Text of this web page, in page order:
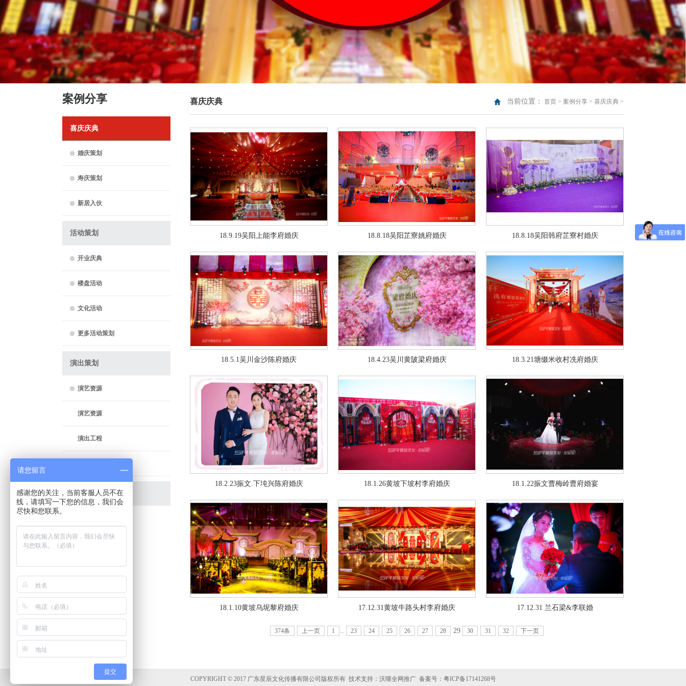
案例分享
喜庆庆典
婚庆策划
寿庆策划
新居入伙
活动策划
开业庆典
楼盘活动
文化活动
更多活动策划
演出策划
演艺资源
演艺资源
演出工程
礼仪服务
喜庆庆典 当前位置： 首页 > 案例分享 > 喜庆庆典 >
18.9.19吴阳上能李府婚庆 18.8.18吴阳芷寮姚府婚庆 18.8.18吴阳韩府芷寮村婚庆
18.5.1吴川金沙陈府婚庆 18.4.23吴川黄陂梁府婚庆 18.3.21塘缀米收村冼府婚庆
18.2.23振文.下坉兴陈府婚庆 18.1.26黄坡下坡村李府婚庆 18.1.22振文曹梅岭曹府婚宴
18.1.10黄坡乌坭黎府婚庆 17.12.31黄坡牛路头村李府婚庆 17.12.31 兰石梁&李联婚
374条 上一页 1 23 24 25 26 27 28 29 30 31 32 下一页
COPYRIGHT © 2017 广东星辰文化传播有限公司版权所有 技术支持： 沃噻全网推广备案号： 粤ICP备17141268号
请您留言
感谢您的关注，当前客服人员不在
线，请填写一下您的信息，我们会
尽快和您联系。
提交